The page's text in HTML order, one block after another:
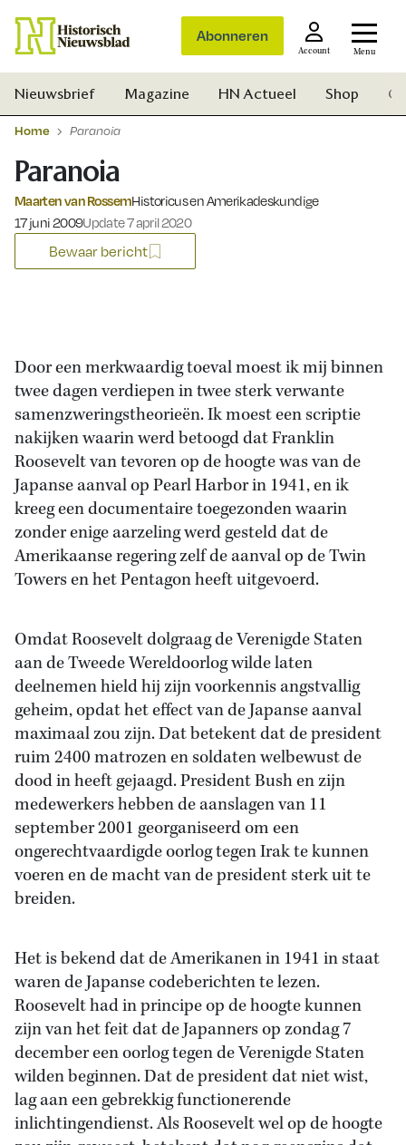
Abonneren
Account Menu
Zoek
Nieuwsbrief Magazine HN Actueel Shop
Home Paranoia
Paranoia
Maarten van RossemHistoricus en Amerikadeskundige
Gepubliceerd op:
17 juni 2009Update 7 april 2020
Bewaar bericht
Door een merkwaardig toeval moest ik mij binnen
twee dagen verdiepen in twee sterk verwante
samenzweringstheorieën. Ik moest een scriptie
nakijken waarin werd betoogd dat Franklin
Roosevelt van tevoren op de hoogte was van de
Japanse aanval op Pearl Harbor in 1941, en ik
kreeg een documentaire toegezonden waarin
zonder enige aarzeling werd gesteld dat de
Amerikaanse regering zelf de aanval op de Twin
Towers en het Pentagon heeft uitgevoerd.
Omdat Roosevelt dolgraag de Verenigde Staten
aan de Tweede Wereldoorlog wilde laten
deelnemen hield hij zijn voorkennis angstvallig
geheim, opdat het effect van de Japanse aanval
maximaal zou zijn. Dat betekent dat de president
ruim 2400 matrozen en soldaten welbewust de
dood in heeft gejaagd. President Bush en zijn
medewerkers hebben de aanslagen van 11
september 2001 georganiseerd om een
ongerechtvaardigde oorlog tegen Irak te kunnen
voeren en de macht van de president sterk uit te
breiden.
Het is bekend dat de Amerikanen in 1941 in staat
waren de Japanse codeberichten te lezen.
Roosevelt had in principe op de hoogte kunnen
zijn van het feit dat de Japanners op zondag 7
december een oorlog tegen de Verenigde Staten
wilden beginnen. Dat de president dat niet wist,
lag aan een gebrekkig functionerende
inlichtingendienst. Als Roosevelt wel op de hoogte